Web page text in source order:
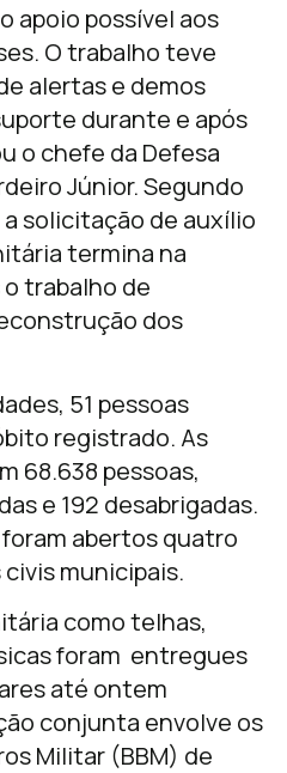
apoio possível aos
O trabalho teve
alertas e demos
durante e após
o chefe da Defesa
Júnior. Segundo
a solicitação de auxílio
termina na
trabalho de
dos
51 pessoas
registrado. As
68.638 pessoas,
e 192 desabrigadas.
abertos quatro
municipais.
como telhas,
foram entregues
até ontem
conjunta envolve os
Militar (BBM) de